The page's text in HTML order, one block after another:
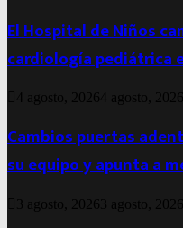
El Hospital de Niños
cardiología pediátrica
4 agosto, 20264 agosto, 2026
Cambios puertas
su equipo y apunta a
3 agosto, 2026 3 agosto, 2026